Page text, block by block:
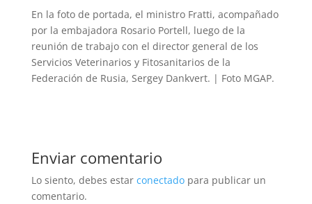
En la foto de portada, el ministro Fratti, acompañado
por la embajadora Rosario Portell, luego de la
reunión de trabajo con el director general de los
Servicios Veterinarios y Fitosanitarios de la
Federación de Rusia, Sergey Dankvert. | Foto MGAP.
Enviar comentario
Lo siento, debes estar conectadopara publicar un
comentario.